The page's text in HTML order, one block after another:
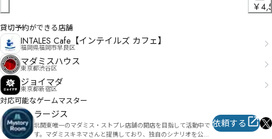
樓㈺嵧㊍㉳㊰㊻㋎㊪慠㇖紂ȉ粸㉀㉜卨㉏嗩㈶㉧㈦㉌偭僙貣槠㉸釤㈮㉫㉘㉙㇭㉀㉺㉗㈴㉔㉘嬚㉁㉟鈨幌
㉧㉣㉅㉞㉛ㇿ
㉋㈁椁憎㉮蔠㉑貶㉒㉳淃嶽㉠㊘㊘㉶㉓㉖嬸㉟㉽傟儋㉢碑眷㉰㉾㉿絈ɐ糾㊗㋟㋅㌂㌍㌠㋼㈨
賙㊬淥巟㌨涩僐㋂碫睑㊈㊏㊔㊅㊡㊃㊜㊙㊩㊣㈾賽樺韋尌㊩祢㊧厍㊱ꄋ傓儔㊸币㊺㌝㌑㌗㋢夯嘠㊾噥㊠
㊠㊝㋀㊲㋥㋃㉝檠蔏㍚偠薗㍝葍呪㋓Ź噴㋏嘿㋴噳㊰絣噶㊻磪瞐㉴
Ƈ儯㋞㋹涪㋐㊾㋣傷憲㋕㋣㋤㌃㊃葭咊㋭㋝㋭㋷湃兄㋗逃㋚㋸㋠㌜㌁葼咙㋠斖㋹㋽㋜㌤扟谜㌞㌇㋢㌇抽
㌄㌁㌑㌋㊦傦藝㌓踛㌵戍㌗㊯㌁㌻㋼㌹㌁㌝㋿㌘㌕㎲㎳㊻
Ǐ妛禬㌧㍂㌫㍍㌫㋅㌏㌐㍏㌥僉蘀㌗拶㌤㌒㌽㌷㍀㌺㌗㌚掚嬇㍅羖櫔㍜幧擬㌴㍂㍃㋡髲㍌㍎広鳸讫艕㍖
毮帺㍖憓㍺㌴㍗㍇㍛㌽㍖㍓㍣㍂ǿ聈檕祾㍦憣㍠㍤揄嬱颌簼㍲㍙㎑㍥㍓ȑ㎄㎆澅㎍敘㍶㍹㎚痀凌斨籼㍼
樖就粀㎫抱㎦㎞㌞时橾贃馅㎉㍰㎯㏯㏊㏼㎺敩昫㎂㎒㍱㎍㎝㎘塠儲㎡扫噋㏘㏛㏾㐙㐊㏾㐄㏏昿㎞㎛㎧
㎙㏁㎧㎫㎊㎦㎧㏊㍋虧㏞廕㏙㎢㎸㎝㎹㎠㎾㎠㎹㎶㑓㑔㎦㍜㎵㏰㏅㏍㏈㎴㏯㏊㏣㏎㏰㎳鈓剌㏹㏵刷哒
㍰
￥
貸切予約ができる店舗
INTALES Cafe【インテイルズ カフェ】
福岡県福岡市早良区
マダミスハウス
東京都渋谷区
ジョイマダ
東京都新宿区
対応可能なゲームマスター
ラージス
北関東唯一のマダミス・ストプレ店舗の開店を目指して活動中で
す。マダミスキネマさんと提携しており、独自のシナリオを公演
依頼する